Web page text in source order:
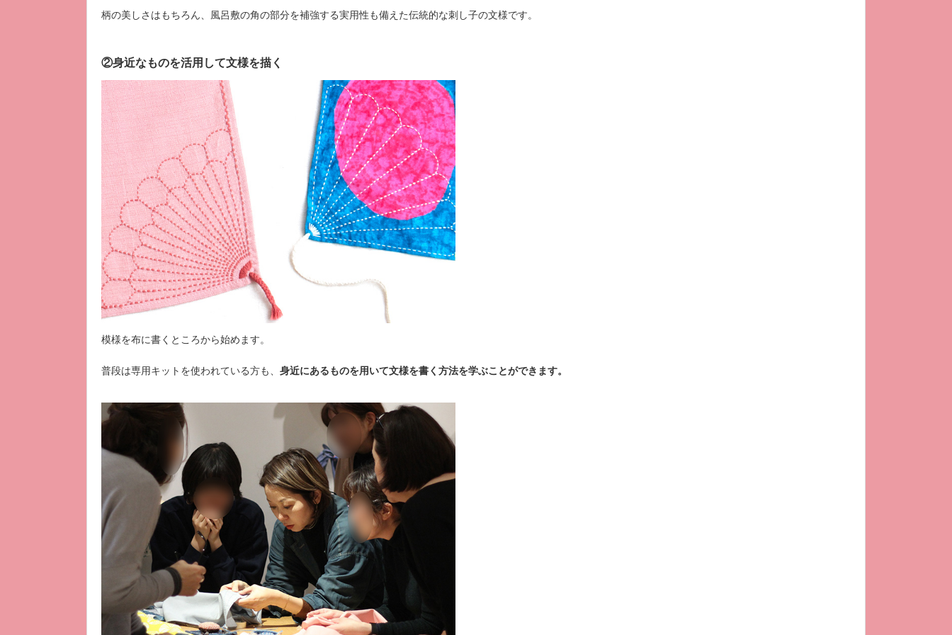
柄の美しさはもちろん、風呂敷の角の部分を補強する実用性も備えた伝統的な刺し子の文様です。
②身近なものを活用して文様を描く
模様を布に書くところから始めます。
普段は専用キットを使われている方も、 身近にあるものを用いて文様を書く方法を学ぶことができます。